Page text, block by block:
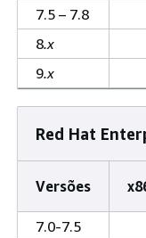
7.5 – 7.8
8.x
9.x
Red Hat
Versões
7.0-7.5